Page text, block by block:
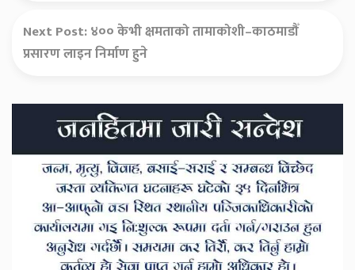
Next Post:४०० केभी क्षमताको तामाकोशी–काठमाडौँ
प्रसारण लाइन निर्माण हुने
Secondary
Sidebar